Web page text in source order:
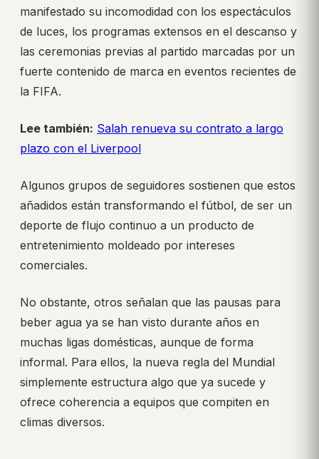
manifestado su incomodidad con los espectáculos
de luces, los programas extensos en el descanso y
las ceremonias previas al partido marcadas por un
fuerte contenido de marca en eventos recientes de
la FIFA.
Lee también: Salah renueva su contrato a largo
plazo con el Liverpool
Algunos grupos de seguidores sostienen que estos
añadidos están transformando el fútbol, de ser un
deporte de flujo continuo a un producto de
entretenimiento moldeado por intereses
comerciales.
No obstante, otros señalan que las pausas para
beber agua ya se han visto durante años en
muchas ligas domésticas, aunque de forma
informal. Para ellos, la nueva regla del Mundial
simplemente estructura algo que ya sucede y
ofrece coherencia a equipos que compiten en
climas diversos.